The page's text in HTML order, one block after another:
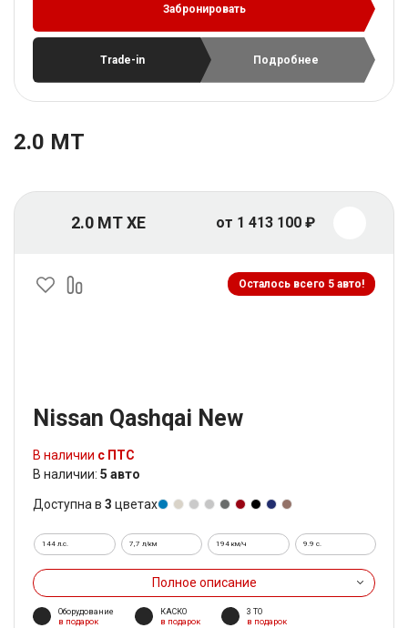
Забронировать
Trade-in Подробнее
2.0 MT
2.0 MT XE от 1 413 100 ₽
Осталось всего 5 авто!
Nissan Qashqai New
В наличии с ПТС
В наличии: 5 авто
Доступна в 3 цветах
144 л.с. 7,7 л/км 194 км/ч 9.9 c.
Полное описание
Оборудование
в подарок
КАСКО
в подарок
3 ТО
в подарок